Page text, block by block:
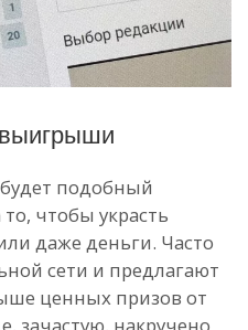
подобный
чтобы украсть
даже деньги. Часто
сети и предлагают
ценных призов от